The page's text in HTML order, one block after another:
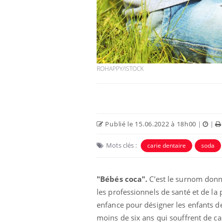
ROHAPPY/ISTOCK
Publié le 15.06.2022 à 18h00 | |
Mots clés : carie dentaire soda
"Bébés coca". C’est le surnom
les professionnels de santé et de la
enfance pour désigner les enfants
moins de six ans qui souffrent de
Fatigue, irritabilité, brouillard mental ou
carence en fer sont multiples ce qui la rend
En